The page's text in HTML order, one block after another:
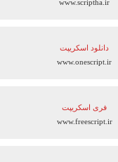
www.scriptha.ir
دانلود اسکریپت
www.onescript.ir
فری اسکریپت
www.freescript.ir